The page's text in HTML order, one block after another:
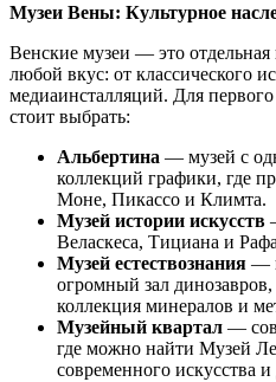
Музеи Вены: Культурное
Венские музеи — это отдельная
любой вкус: от классического
медиаинсталляций. Для
стоит выбрать:
Альбертина — музей с
коллекций графики, где
Моне, Пикассо и Климта.
Музей истории искусств
Веласкеса, Тициана и
Музей естествознания —
огромный зал
коллекция минералов и
Музейный квартал —
где можно найти Музей
современного искусства